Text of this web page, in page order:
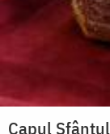
Capul